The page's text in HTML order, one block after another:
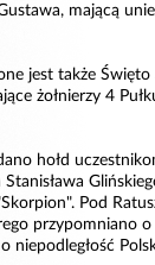
mającą
jest także
żołnierzy 4
hołd
Pod
przypomniano
niepodległość